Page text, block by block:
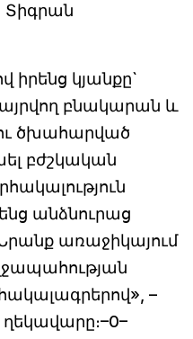
Տիգրան
իրենց կյանքը`
բնակարան և
ծխահարված
բժշկական
անձնուրաց
առաջիկայում
–
ղեկավարը։–0–